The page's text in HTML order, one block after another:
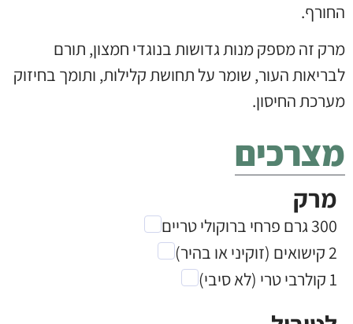
החורף.
מרק זה מספק מנות גדושות בנוגדי חמצון, תורם
לבריאות העור, שומר על תחושת קלילות, ותומך בחיזוק
מערכת החיסון.
מצרכים
מרק
300 גרם פרחי ברוקולי טריים
2 קישואים (זוקיני או בהיר)
1 קולרבי טרי (לא סיבי)